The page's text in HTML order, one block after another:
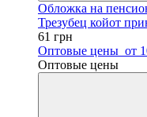
Обложка на
Трезубец койот
61 грн
Оптовые цены от
Оптовые цены